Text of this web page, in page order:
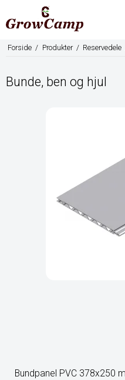
Forside / Produkter / Reservedele
Bunde, ben og hjul
Bundpanel PVC 378x250